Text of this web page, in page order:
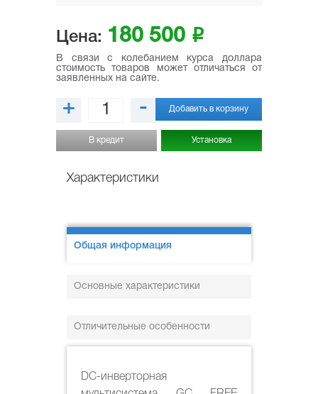
Цена: 180 500 i
В связи с колебанием курса доллара
стоимость товаров может отличаться от
заявленных на сайте.
+ - Добавить в корзину
В кредит Установка
Характеристики
Общая информация
Основные характеристики
Отличительные особенности
DC-инверторная